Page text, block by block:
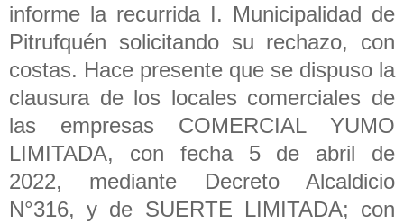
informe la recurrida I. Municipalidad de
Pitrufquén solicitando su rechazo, con
costas. Hace presente que se dispuso la
clausura de los locales comerciales de
las empresas COMERCIAL YUMO
LIMITADA, con fecha 5 de abril de
2022, mediante Decreto Alcaldicio
N°316, y de SUERTE LIMITADA; con